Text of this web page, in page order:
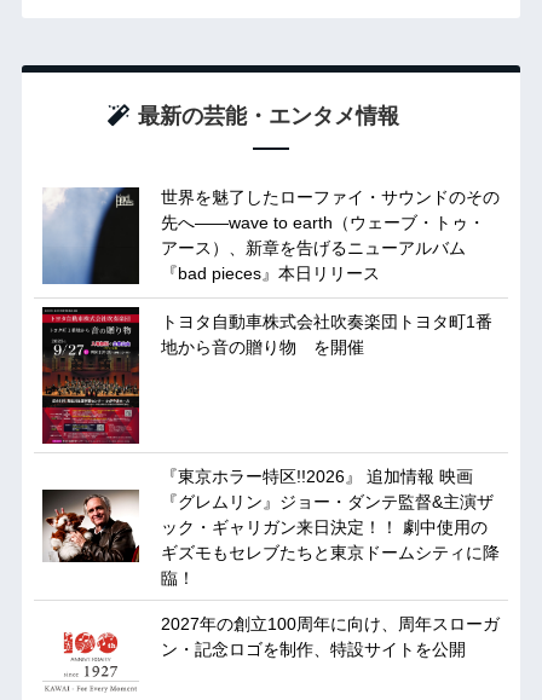
最新の芸能・エンタメ情報
世界を魅了したローファイ・サウンドのその
先へ――wave to earth（ウェーブ・トゥ・
アース）、新章を告げるニューアルバム
『bad pieces』本日リリース
トヨタ自動車株式会社吹奏楽団トヨタ町1番
地から音の贈り物 を開催
『東京ホラー特区!!2026』 追加情報 映画
『グレムリン』ジョー・ダンテ監督&主演ザ
ック・ギャリガン来日決定！！ 劇中使用の
ギズモもセレブたちと東京ドームシティに降
臨！
2027年の創立100周年に向け、周年スローガ
ン・記念ロゴを制作、特設サイトを公開